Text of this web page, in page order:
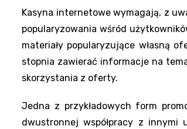
Kasyna internetowe wymagają, z
popularyzowania wśród
materiały popularyzujące własną
stopnia zawierać informacje na
skorzystania z oferty.
Jedna z przykładowych form
dwustronnej współpracy z innymi